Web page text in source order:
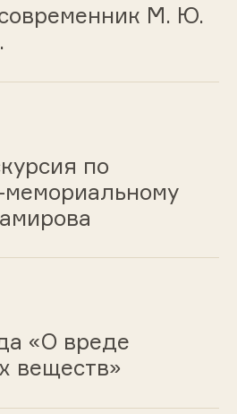
М. Ю.
по
«О вреде
веществ»